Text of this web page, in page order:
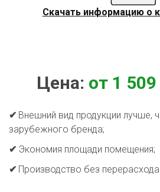
Скачать информацию о
Цена: от 1
✔ Внешний вид продукции лучше,
зарубежного бренда;
✔ Экономия площади помещения;
✔ Производство без перерасхода